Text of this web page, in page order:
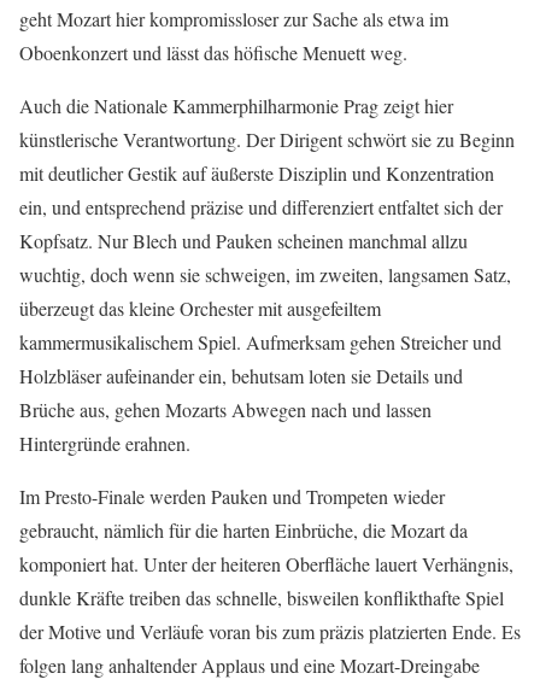
geht Mozart hier kompromissloser zur Sache als etwa im
Oboenkonzert und lässt das höfische Menuett weg.
Auch die Nationale Kammerphilharmonie Prag zeigt hier
künstlerische Verantwortung. Der Dirigent schwört sie zu Beginn
mit deutlicher Gestik auf äußerste Disziplin und Konzentration
ein, und entsprechend präzise und differenziert entfaltet sich der
Kopfsatz. Nur Blech und Pauken scheinen manchmal allzu
wuchtig, doch wenn sie schweigen, im zweiten, langsamen Satz,
überzeugt das kleine Orchester mit ausgefeiltem
kammermusikalischem Spiel. Aufmerksam gehen Streicher und
Holzbläser aufeinander ein, behutsam loten sie Details und
Brüche aus, gehen Mozarts Abwegen nach und lassen
Hintergründe erahnen.
Im Presto-Finale werden Pauken und Trompeten wieder
gebraucht, nämlich für die harten Einbrüche, die Mozart da
komponiert hat. Unter der heiteren Oberfläche lauert Verhängnis,
dunkle Kräfte treiben das schnelle, bisweilen konflikthafte Spiel
der Motive und Verläufe voran bis zum präzis platzierten Ende. Es
folgen lang anhaltender Applaus und eine Mozart-Dreingabe